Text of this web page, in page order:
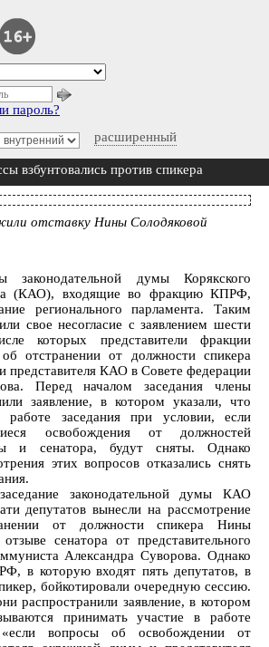
расширенный
пароль?
взбунтовались против спикера
отставку Нины Солодяковой
законодательной думы Корякского
(КАО), входящие во фракцию КПРФ,
регионального парламента. Таким
свое несогласие с заявлением шести
которых представители фракции
отстранении от должности спикера
представителя КАО в Совете федерации
Перед началом заседания члены
заявление, в котором указали, что
заседания при условии, если
освобождения от должностей
и сенатора, будут сняты. Однако
этих вопросов отказались снять
законодательной думы КАО
депутатов вынесли на рассмотрение
от должности спикера Нины
сенатора от представительного
Александра Суворова. Однако
в которую входят пять депутатов, в
бойкотировали очередную сессию.
распространили заявление, в котором
принимать участие в работе
вопросы об освобождении от